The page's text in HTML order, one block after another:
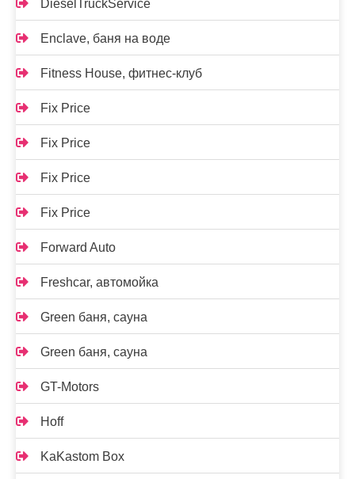
DieselTruckService
Enclave, баня на воде
Fitness House, фитнес-клуб
Fix Price
Fix Price
Fix Price
Fix Price
Forward Auto
Freshcar, автомойка
Green баня, сауна
Green баня, сауна
GT-Motors
Hoff
KaKastom Box